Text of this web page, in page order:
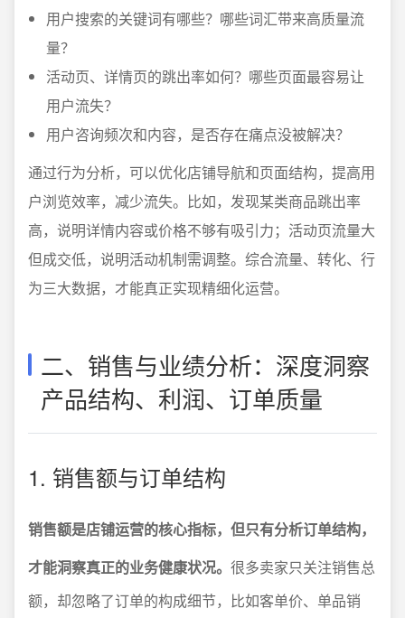
用户搜索的关键词有哪些？哪些词汇带来高质量流
量？
活动页、详情页的跳出率如何？哪些页面最容易让
用户流失？
用户咨询频次和内容，是否存在痛点没被解决？
通过行为分析，可以优化店铺导航和页面结构，提高用
户浏览效率，减少流失。比如，发现某类商品跳出率
高，说明详情内容或价格不够有吸引力；活动页流量大
但成交低，说明活动机制需调整。综合流量、转化、行
为三大数据，才能真正实现精细化运营。
二、销售与业绩分析：深度洞察
产品结构、利润、订单质量
1. 销售额与订单结构
销售额是店铺运营的核心指标，但只有分析订单结构，
才能洞察真正的业务健康状况。 很多卖家只关注销售总
额，却忽略了订单的构成细节，比如客单价、单品销